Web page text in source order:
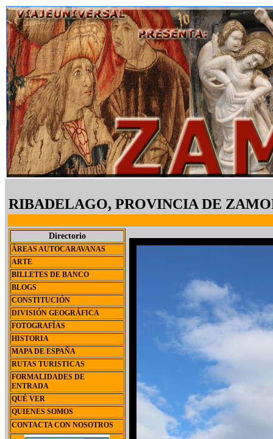
RIBADELAGO, PROVINCIA DE
Directorio
ÁREAS AUTOCARAVANAS
ARTE
BILLETES DE BANCO
BLOGS
CONSTITUCIÓN
DIVISIÓN GEOGRÁFICA
FOTOGRAFÍAS
HISTORIA
MAPA DE ESPAÑA
RUTAS TURISTICAS
FORMALIDADES DE
ENTRADA
QUÉ VER
QUIENES SOMOS
CONTACTA CON NOSOTROS